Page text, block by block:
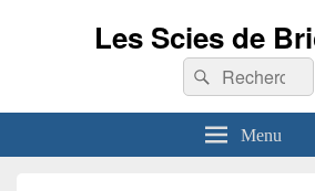
Les Scies de
Recherche :
Rechercher
Menu